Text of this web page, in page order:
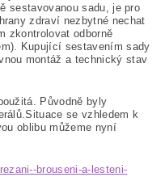
sestavovanou sadu, je pro
zdraví nezbytné nechat
zkontrolovat odborně
Kupující sestavením sady
montáž a technický stav
Původně byly
se vzhledem k
oblibu můžeme nyní
brouseni-a-lesteni-